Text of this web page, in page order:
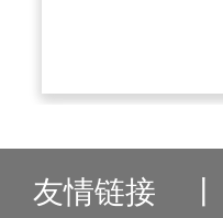
友情链接